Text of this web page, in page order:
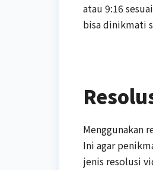
atau 9:16
bisa dinikmati
Menggunakan
Ini agar
jenis resolusi